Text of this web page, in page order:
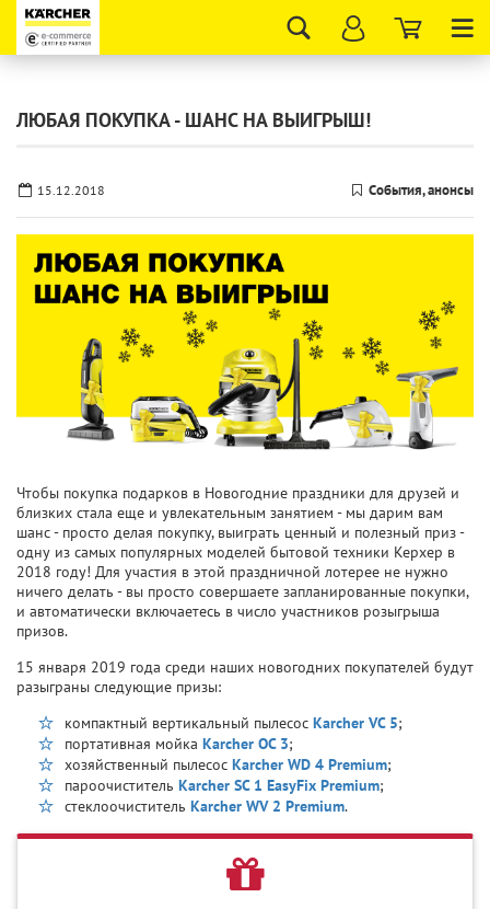
ЛЮБАЯ ПОКУПКА - ШАНС НА ВЫИГРЫШ!
15.12.2018 События, анонсы
Чтобы покупка подарков в Новогодние праздники для друзей и
близких стала еще и увлекательным занятием - мы дарим вам
шанс - просто делая покупку, выиграть ценный и полезный приз -
одну из самых популярных моделей бытовой техники Керхер в
2018 году! Для участия в этой праздничной лотерее не нужно
ничего делать - вы просто совершаете запланированные покупки,
и автоматически включаетесь в число участников розыгрыша
призов.
15 января 2019 года среди наших новогодних покупателей будут
разыграны следующие призы:
компактный вертикальный пылесос Karcher VC 5;
портативная мойка Karcher OC 3;
хозяйственный пылесос Karcher WD 4 Premium;
пароочиститель Karcher SC 1 EasyFix Premium;
стеклоочиститель Karcher WV 2 Premium.